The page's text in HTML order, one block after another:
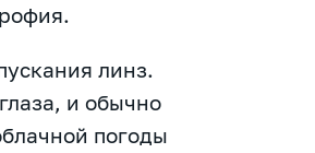
линз.
и обычно
погоды